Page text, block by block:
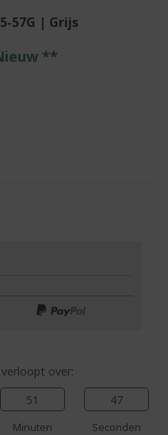
57G | Grijs
**
verloopt over:
51
Minuten
47
Seconden